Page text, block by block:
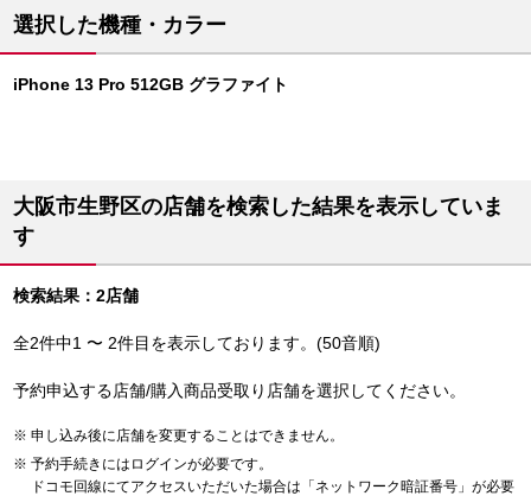
選択した機種・カラー
iPhone 13 Pro 512GB グラファイト
大阪市生野区の店舗を検索した結果を表示していま
す
検索結果：2店舗
全2件中1 〜 2件目を表示しております。(50音順)
予約申込する店舗/購入商品受取り店舗を選択してください。
申し込み後に店舗を変更することはできません。
予約手続きにはログインが必要です。
ドコモ回線にてアクセスいただいた場合は「ネットワーク暗証番号」が必要